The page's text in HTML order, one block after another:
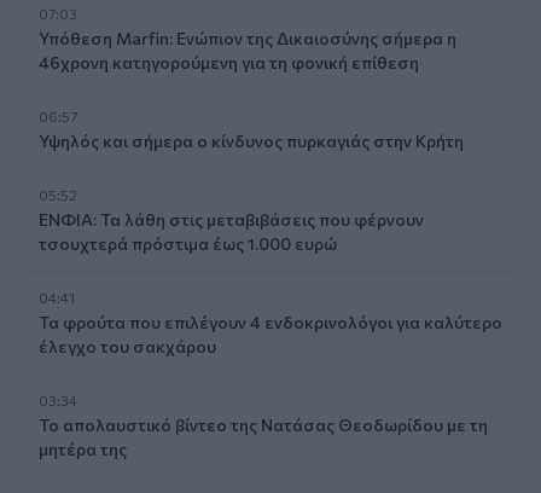
07:03
Υπόθεση Marfin: Ενώπιον της Δικαιοσύνης σήμερα η
46χρονη κατηγορούμενη για τη φονική επίθεση
06:57
Υψηλός και σήμερα ο κίνδυνος πυρκαγιάς στην Κρήτη
05:52
ΕΝΦΙΑ: Τα λάθη στις μεταβιβάσεις που φέρνουν
τσουχτερά πρόστιμα έως 1.000 ευρώ
04:41
Τα φρούτα που επιλέγουν 4 ενδοκρινολόγοι για καλύτερο
έλεγχο του σακχάρου
03:34
Το απολαυστικό βίντεο της Νατάσας Θεοδωρίδου με τη
μητέρα της